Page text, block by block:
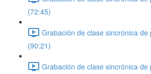
(72:45)
Grabación de clase sincrónica de
(90:21)
Grabación de clase sincrónica